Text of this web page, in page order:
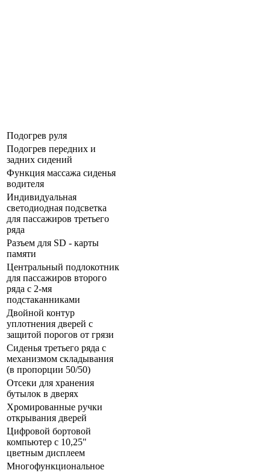
Подогрев руля
Подогрев передних и
задних сидений
Функция массажа сиденья
водителя
Индивидуальная
светодиодная подсветка
для пассажиров третьего
ряда
Разъем для SD - карты
памяти
Центральный подлокотник
для пассажиров второго
ряда с 2-мя
подстаканниками
Двойной контур
уплотнения дверей с
защитой порогов от грязи
Сиденья третьего ряда с
механизмом складывания
(в пропорции 50/50)
Отсеки для хранения
бутылок в дверях
Хромированные ручки
открывания дверей
Цифровой бортовой
компьютер с 10,25"
цветным дисплеем
Многофункциональное